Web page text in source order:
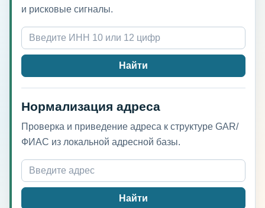
и рисковые сигналы.
Найти
Нормализация адреса
Проверка и приведение адреса к структуре GAR/
ФИАС из локальной адресной базы.
Найти